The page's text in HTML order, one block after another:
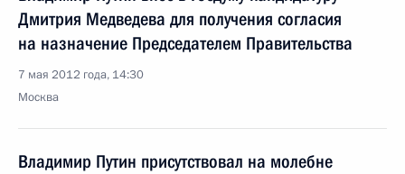
Дмитрия Медведева для получения согласия
на назначение Председателем Правительства
7 мая 2012 года, 14:30
Москва
Владимир Путин присутствовал на молебне